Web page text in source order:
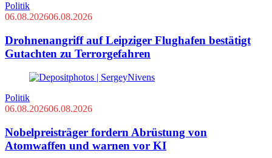
Politik
06.08.202606.08.2026
Drohnenangriff auf Leipziger Flughafen bestätigt
Gutachten zu Terrorgefahren
Politik
06.08.202606.08.2026
Nobelpreisträger fordern Abrüstung von
Atomwaffen und warnen vor KI